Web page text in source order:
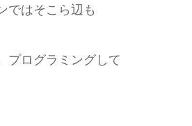
ではそこら辺も
プログラミングして